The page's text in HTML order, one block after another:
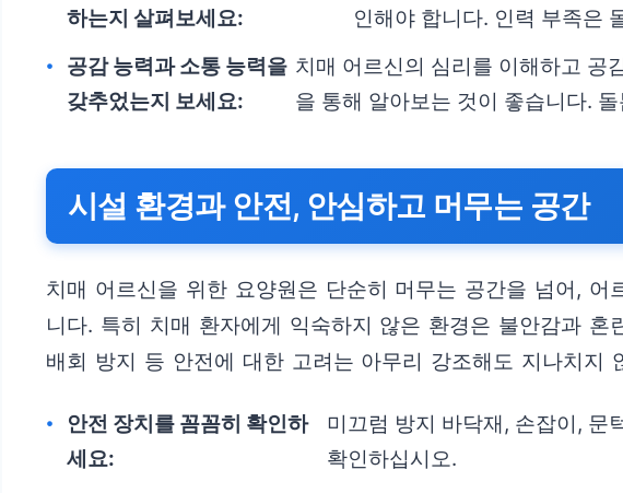
하는지 살펴보세요:
인해야 합니다. 인력 부족은
공감 능력과 소통 능력을
갖추었는지 보세요:
치매 어르신의 심리를 이해하고 공
을 통해 알아보는 것이 좋습니다.
시설 환경과 안전, 안심하고 머무는 공간
치매 어르신을 위한 요양원은 단순히 머무는 공간을 넘어,
니다. 특히 치매 환자에게 익숙하지 않은 환경은 불안감과
배회 방지 등 안전에 대한 고려는 아무리 강조해도 지나치지
안전 장치를 꼼꼼히 확인하
세요:
미끄럼 방지 바닥재, 손잡이, 문
확인하십시오.